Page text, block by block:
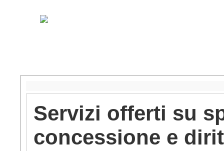
Servizi offerti su
concessione e